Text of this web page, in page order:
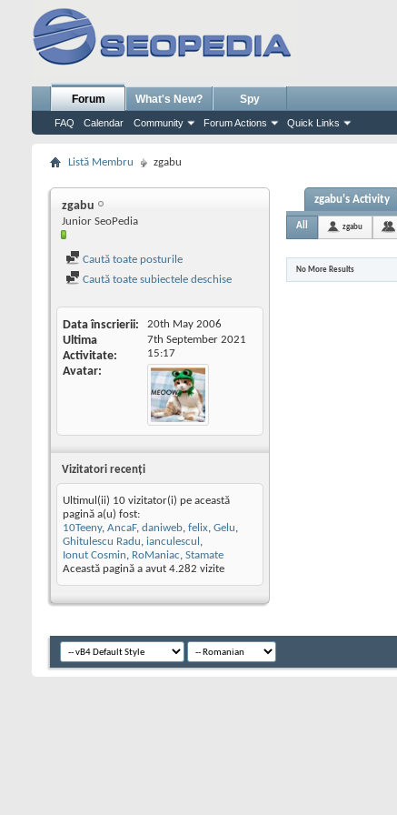
Forum
FAQ Calendar Community Forum Actions Quick Links
What's New? Spy
Listă Membru zgabu
zgabu
Junior SeoPedia
Caută toate posturile
Caută toate subiectele deschise
Data înscrierii 20th May 2006
Ultima
Activitate
7th September 2021
15:17
Avatar
Vizitatori recenţi
Ultimul(ii) 10 vizitator(i) pe această
pagină a(u) fost:
10Teeny, AncaF, daniweb, felix, Gelu,
Ghitulescu Radu, ianculescul ,
Ionut Cosmin, RoManiac, Stamate
Această pagină a avut 4.282 vizite
zgabu's Activity
All zgabu
No More Results